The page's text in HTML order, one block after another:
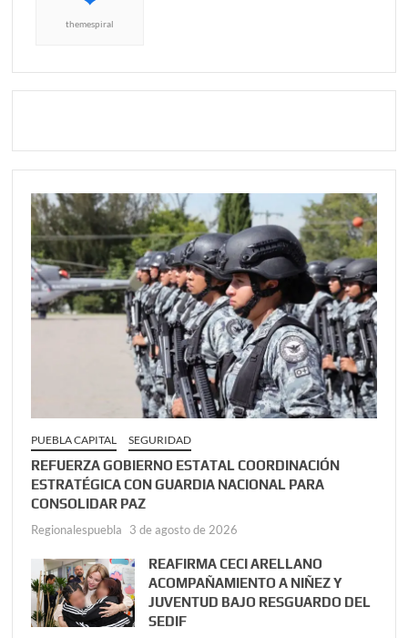
themespiral
PUEBLA CAPITAL SEGURIDAD
REFUERZA GOBIERNO ESTATAL COORDINACIÓN
ESTRATÉGICA CON GUARDIA NACIONAL PARA
CONSOLIDAR PAZ
Regionalespuebla 3 de agosto de 2026
REAFIRMA CECI ARELLANO
ACOMPAÑAMIENTO A NIÑEZ Y
JUVENTUD BAJO RESGUARDO DEL
SEDIF